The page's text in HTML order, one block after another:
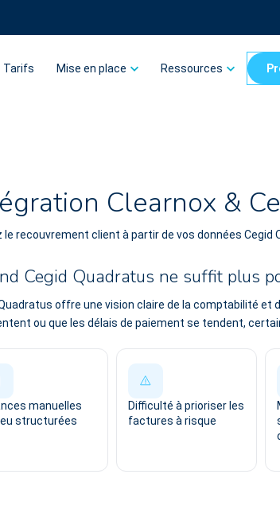
Tarifs Mise en place Ressources
Clearnox &
le recouvrement client à partir de vos données Cegid
Cegid Quadratus ne suffit plus
offre une vision claire de la comptabilité et
ou que les délais de paiement se tendent,
manuelles
structurées
Difficulté à prioriser les
factures à risque